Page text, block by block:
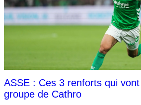
ASSE : Ces 3 renforts qui
groupe de Cathro